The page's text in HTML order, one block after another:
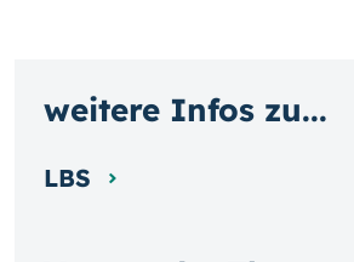
weitere Infos zu...
LBS